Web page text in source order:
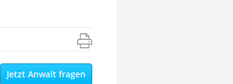
Jetzt Anwalt fragen